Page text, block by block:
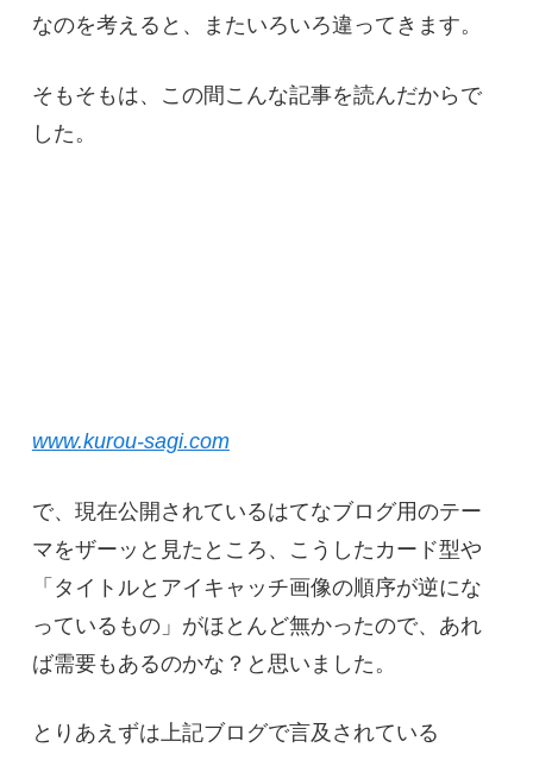
なのを考えると、またいろいろ違ってきます。
そもそもは、この間こんな記事を読んだからで
した。
www.kurou-sagi.com
で、現在公開されているはてなブログ用のテー
マをザーッと見たところ、こうしたカード型や
「タイトルとアイキャッチ画像の順序が逆にな
っているもの」がほとんど無かったので、あれ
ば需要もあるのかな？と思いました。
とりあえずは上記ブログで言及されている